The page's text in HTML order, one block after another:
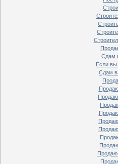
Сдам
Если
Сдам